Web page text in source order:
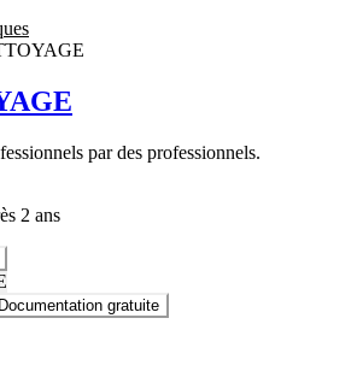
par des professionnels.
2 ans
Documentation gratuite